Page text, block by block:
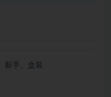
新手、盒装